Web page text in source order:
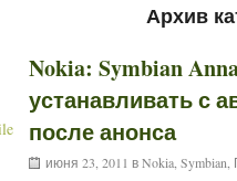
Архив
Nokia: Symbian
устанавливать с
после анонса
июня 23, 2011 вNokia Symbian